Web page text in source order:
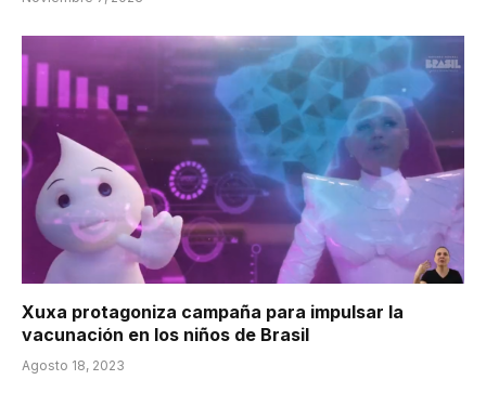
Xuxa protagoniza campaña para impulsar la
vacunación en los niños de Brasil
Agosto 18, 2023